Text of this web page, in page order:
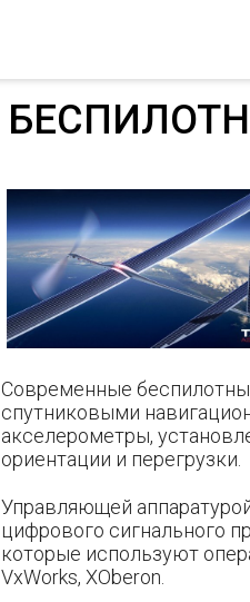
Современные
спутниковыми
акселерометры,
ориентации и перегрузки.
Управляющей
цифрового сигнального
которые используют
VxWorks, XOberon.